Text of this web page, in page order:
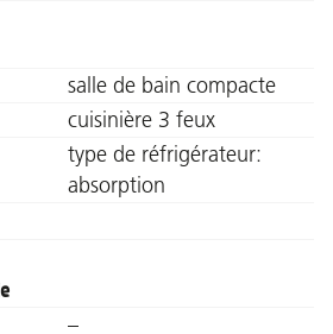
salle de bain compacte
cuisinière 3 feux
type de réfrigérateur:
absorption
–